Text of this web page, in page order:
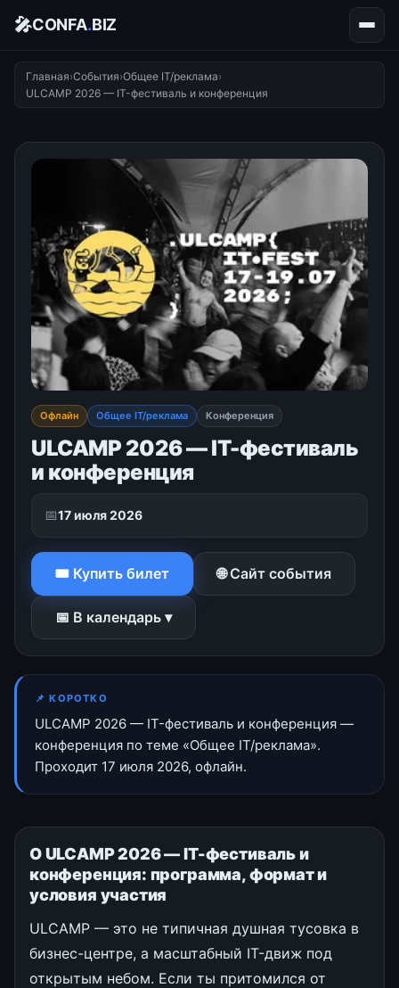
🎤CONFA.BIZ
Главная›События›Общее IT/реклама›
ULCAMP 2026 — IT-фестиваль и конференция
Офлайн Общее IT/реклама Конференция
ULCAMP 2026 — IT-фестиваль
и конференция
📅17 июля 2026
🎟 Купить билет 🌐 Сайт события
📅 В календарь ▾
📌 КОРОТКО
ULCAMP 2026 — IT-фестиваль и конференция —
конференция по теме «Общее IT/реклама».
Проходит 17 июля 2026, офлайн.
О ULCAMP 2026 — IT-фестиваль и
конференция: программа, формат и
условия участия
ULCAMP — это не типичная душная тусовка в
бизнес-центре, а масштабный IT-движ под
открытым небом. Если ты притомился от